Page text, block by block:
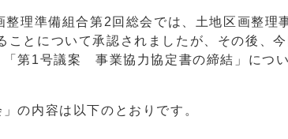
理準備組合第2回総会では、土地区画整理
ことについて承認されましたが、その後、
第1号議案 事業協力協定書の締結」につ
内容は以下のとおりです。